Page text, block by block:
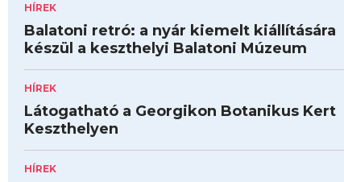
HÍREK
Balatoni retró: a nyár kiemelt kiállítására
készül a keszthelyi Balatoni Múzeum
HÍREK
Látogatható a Georgikon Botanikus Kert
Keszthelyen
HÍREK